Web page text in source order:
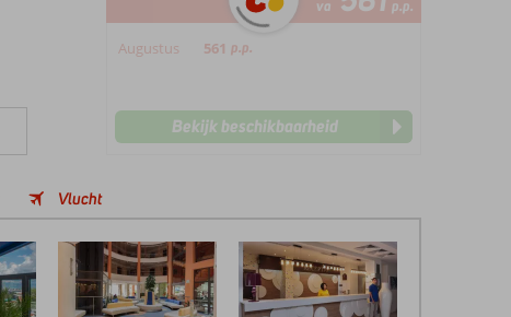
va p.p.
Augustus 561 p.p.
Bekijk beschikbaarheid
Vlucht